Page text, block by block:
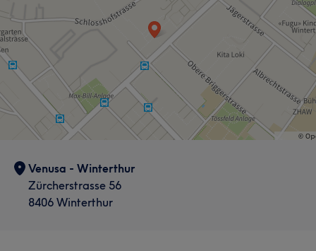
Venusa - Winterthur
Zürcherstrasse 56
8406 Winterthur